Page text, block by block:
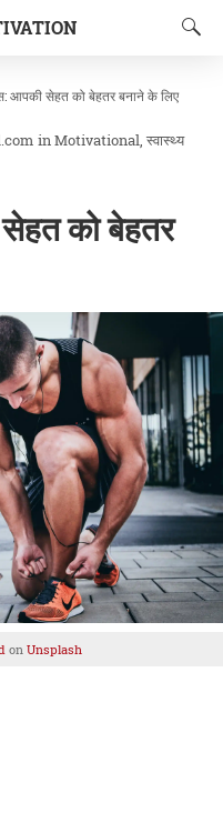
आपकी सेहत को बेहतर बनाने के लिए
inMotivational स्वास्थ्य
को बेहतर
on Unsplash